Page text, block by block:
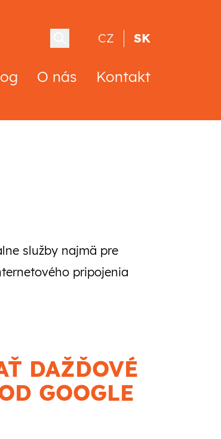
O nás Kontakt
CZ SK
služby najmä pre
pripojenia
DAŽĎOVÉ
GOOGLE